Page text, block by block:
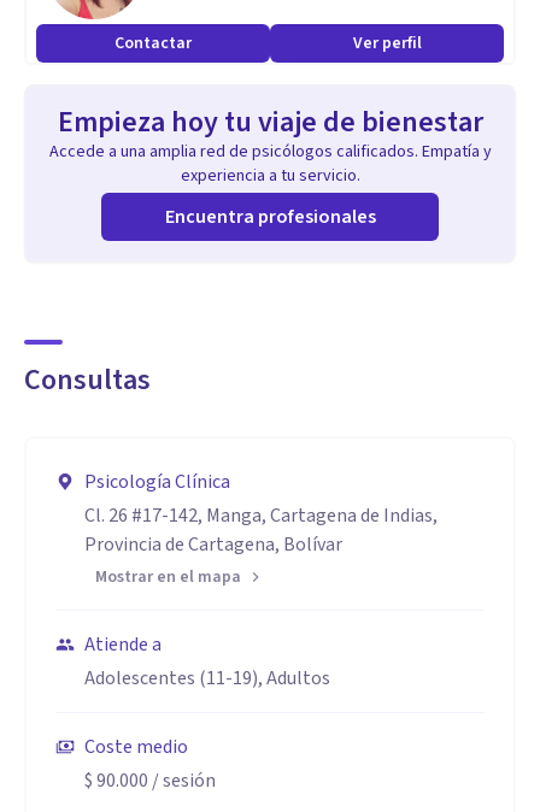
Contactar Ver perfil
Empieza hoy tu viaje de bienestar
Accede a una amplia red de psicólogos calificados. Empatía y
experiencia a tu servicio.
Encuentra profesionales
Consultas
Psicología Clínica
Cl. 26 #17-142, Manga, Cartagena de Indias,
Provincia de Cartagena, Bolívar
Mostrar en el mapa
Atiende a
Adolescentes (11-19), Adultos
Coste medio
$ 90.000 / sesión